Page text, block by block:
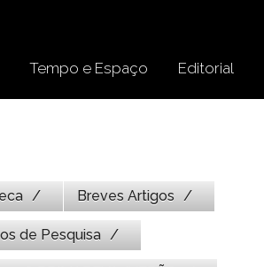
Tempo e Espaço Editorial
Breves Artigos
de Pesquisa